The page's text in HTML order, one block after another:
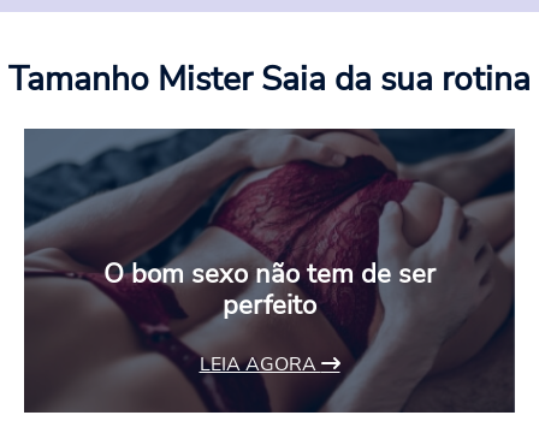
Tamanho MisterSaia da sua rotina
O bom sexo não tem de ser
perfeito
LEIA AGORA